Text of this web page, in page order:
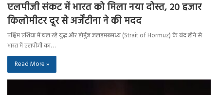
एलपीजी संकट में भारत को मिला नया दोस्त, 20 हजार
किलोमीटर दूर से अर्जेंटीना ने की मदद
पश्चिम एशिया में चल रहे युद्ध और होर्मुज जलडमरूमध्य (Strait of Hormuz) के बंद होने से
भारत में एलपीजी का…
Read More »